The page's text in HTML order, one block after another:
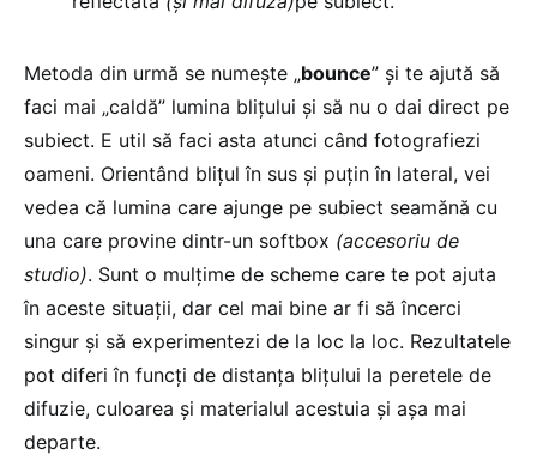
Metoda din urmă se numește „bounce” și te ajută să
faci mai „caldă” lumina blițului și să nu o dai direct pe
subiect. E util să faci asta atunci când fotografiezi
oameni. Orientând blițul în sus și puțin în lateral, vei
vedea că lumina care ajunge pe subiect seamănă cu
una care provine dintr-un softbox (accesoriu de
studio). Sunt o mulțime de scheme care te pot ajuta
în aceste situații, dar cel mai bine ar fi să încerci
singur și să experimentezi de la loc la loc. Rezultatele
pot diferi în funcți de distanța blițului la peretele de
difuzie, culoarea și materialul acestuia și așa mai
departe.